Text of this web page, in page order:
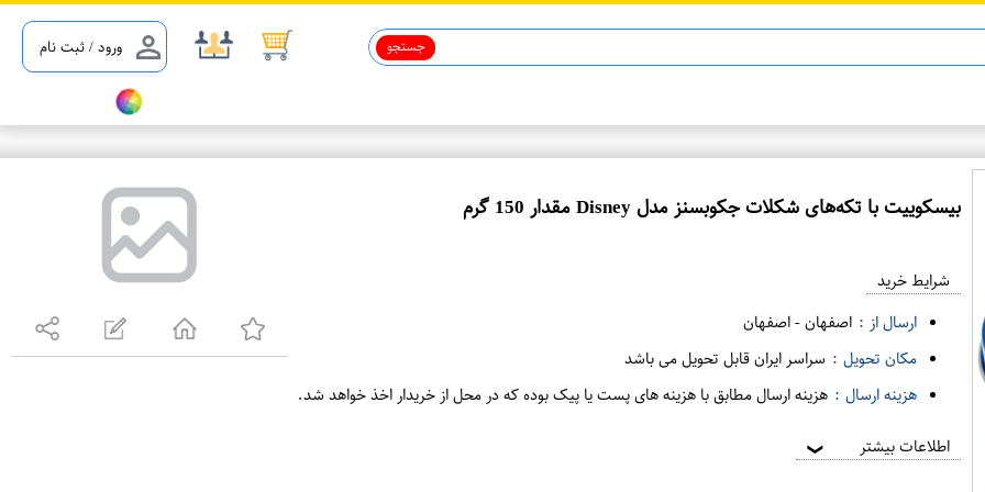
ورود / ثبت نام جستجو
بیسکوییت با تکه‌های شکلات جکوبسنز مدل Disney مقدار 150 گرم
و
شرایط خرید
ارسال از : اصفهان-اصفهان
مکان تحویل : سراسر ایران قابل تحویل می باشد
هزینه ارسال : هزینه ارسال مطابق با هزینه های پست یا پیک بوده که در محل از خریدار اخذ خواهد شد.
اطلاعات بیشتر ❯